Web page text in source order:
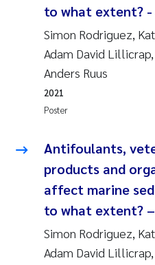
to what extent? -
Simon Rodriguez,
Adam David
Anders Ruus
Poster
2021
Antifoulants,
products and
affect marine
to what extent? –
Simon Rodriguez,
Adam David